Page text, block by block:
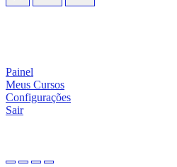
Painel
Meus Cursos
Configurações
Sair